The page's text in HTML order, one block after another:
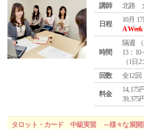
講師 北路
日程
10月
A Week
時間
隔週 （
13：10
（1日2
回数
全12回
料金
14,175
39,375
タロット・カード 中級実習 ～様々な展開